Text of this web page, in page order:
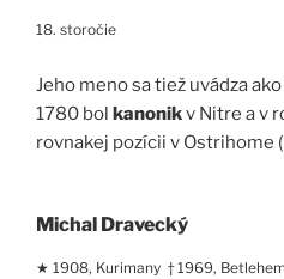
18. storočie
Jeho meno sa tiež uvádza
1780 bol kanonikv Nitre a v
rovnakej pozícii v Ostrihome
Michal Dravecký
★ 1908, Kurimany † 1969,